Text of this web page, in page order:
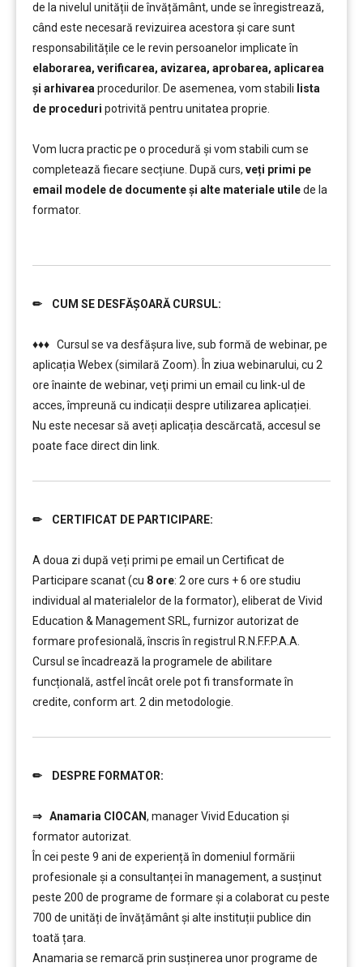
de la nivelul unității de învățământ, unde se înregistrează,
când este necesară revizuirea acestora și care sunt
responsabilitățile ce le revin persoanelor implicate în
elaborarea, verificarea, avizarea, aprobarea, aplicarea
și arhivarea procedurilor. De asemenea, vom stabili lista
de proceduri potrivită pentru unitatea proprie.
Vom lucra practic pe o procedură și vom stabili cum se
completează fiecare secțiune. După curs, veți primi pe
email modele de documente și alte materiale utilede la
formator.
✏ CUM SE DESFĂȘOARĂ CURSUL:
♦♦♦ Cursul se va desfășura live, sub formă de webinar, pe
aplicația Webex (similară Zoom). În ziua webinarului, cu 2
ore înainte de webinar, veţi primi un email cu link-ul de
acces, împreună cu indicații despre utilizarea aplicației.
Nu este necesar să aveți aplicația descărcată, accesul se
poate face direct din link.
✏ CERTIFICAT DE PARTICIPARE:
A doua zi după veți primi pe email un Certificat de
Participare scanat (cu 8 ore: 2 ore curs + 6 ore studiu
individual al materialelor de la formator), eliberat de Vivid
Education & Management SRL, furnizor autorizat de
formare profesională, înscris în registrul R.N.F.F.P.A.A.
Cursul se încadrează la programele de abilitare
funcțională, astfel încât orele pot fi transformate în
credite, conform art. 2 din metodologie.
✏ DESPRE FORMATOR:
⇒ Anamaria CIOCAN, manager Vivid Education și
formator autorizat.
În cei peste 9 ani de experiență în domeniul formării
profesionale și a consultanței în management, a susținut
peste 200 de programe de formare și a colaborat cu peste
700 de unități de învățământ şi alte instituții publice din
toată țara.
Anamaria se remarcă prin susținerea unor programe de